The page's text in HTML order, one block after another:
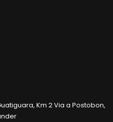
Km 2 Via a Postobon,